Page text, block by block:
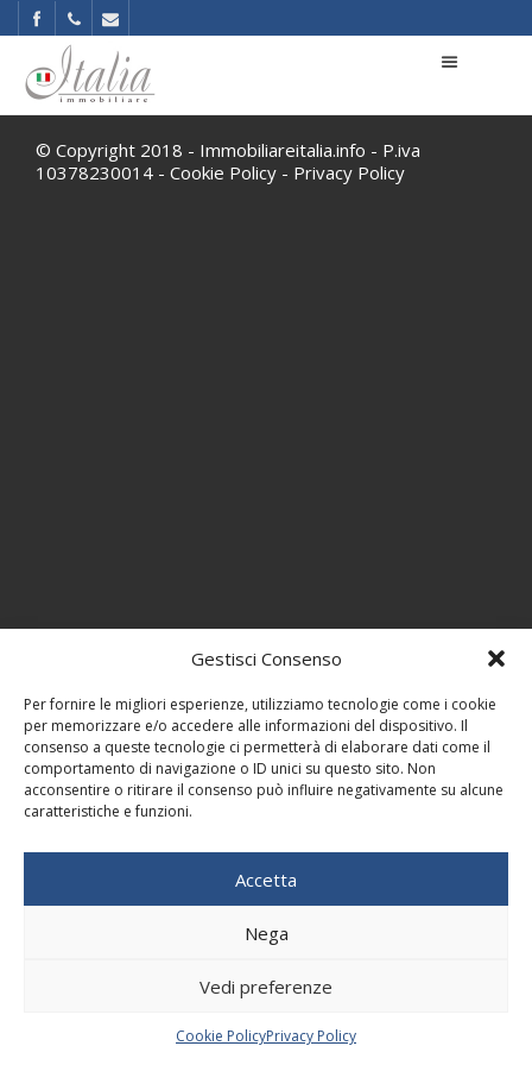
Gestisci Consenso
Per fornire le migliori esperienze, utilizziamo tecnologie come i cookie
per memorizzare e/o accedere alle informazioni del dispositivo. Il
consenso a queste tecnologie ci permetterà di elaborare dati come il
comportamento di navigazione o ID unici su questo sito. Non
acconsentire o ritirare il consenso può influire negativamente su alcune
caratteristiche e funzioni.
Accetta
Nega
Vedi preferenze
Cookie PolicyPrivacy Policy
© Copyright 2018 - Immobiliareitalia.info - P.iva
10378230014 - Cookie Policy - Privacy Policy